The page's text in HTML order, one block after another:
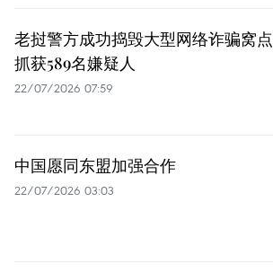
老挝警方成功捣毁大型网络诈骗窝点
抓获589名嫌疑人
22/07/2026 07:59
中国愿同东盟加强合作
22/07/2026 03:03